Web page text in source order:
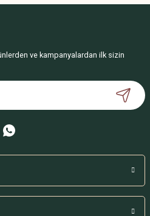
ederiz.
görüntülenemiyor.
bulunuyor.
olmalı.
ve kampanyalardan ilk sizin